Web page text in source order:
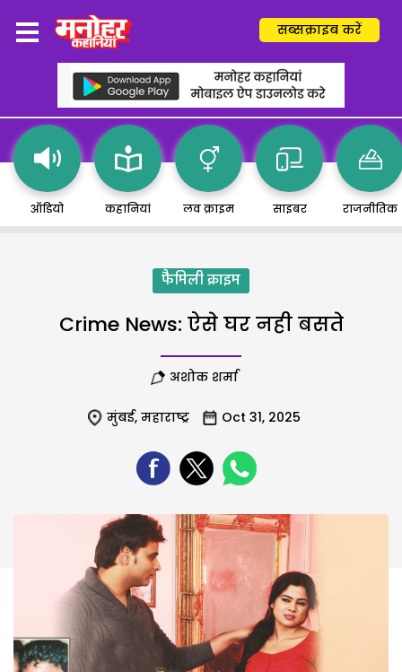
सब्सक्राइब करें
ऑडियो कहानियां लव क्राइम साइबर राजनीतिक
फैमिली क्राइम
Crime News: ऐसे घर नही बसते
अशोक शर्मा
मुंबई, महाराष्ट्र Oct 31, 2025